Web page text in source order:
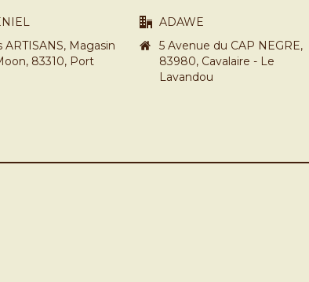
ARTISANS, Magasin
83310, Port
ADAWE
5 Avenue du CAP NEGRE,
83980, Cavalaire - Le
Lavandou